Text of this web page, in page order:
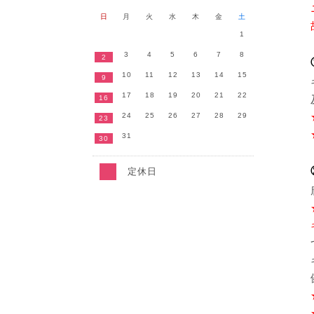
日 月 火 水 木 金 土
1
2 3 4 5 6 7 8
9 10 11 12 13 14 15
16 17 18 19 20 21 22
23 24 25 26 27 28 29
30 31
定休日